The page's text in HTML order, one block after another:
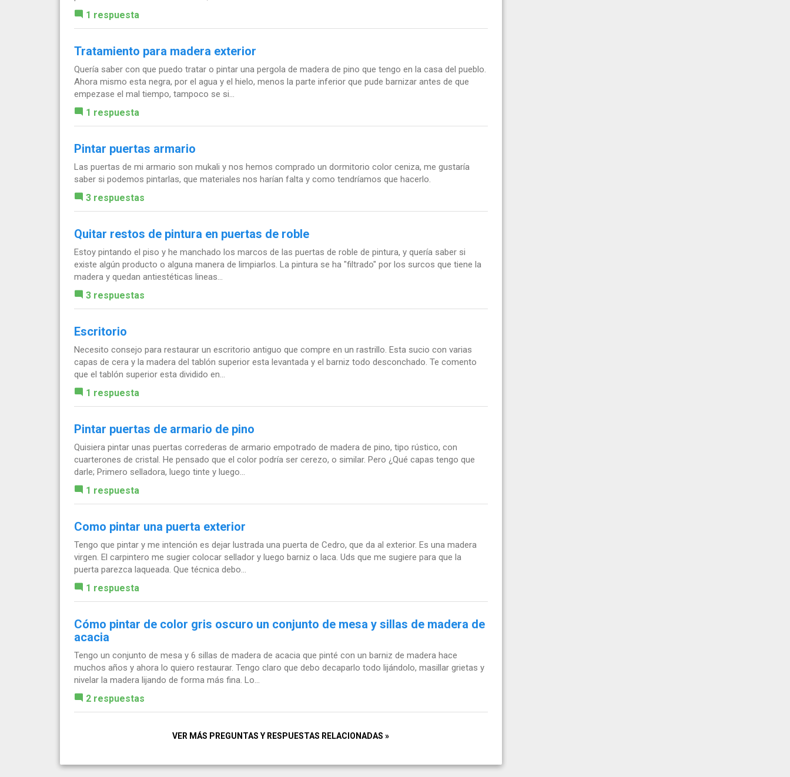
1 respuesta
Tratamiento para madera exterior
Quería saber con que puedo tratar o pintar una pergola de madera de pino que tengo en la casa del pueblo.
Ahora mismo esta negra, por el agua y el hielo, menos la parte inferior que pude barnizar antes de que
empezase el mal tiempo, tampoco se si...
1 respuesta
Pintar puertas armario
Las puertas de mi armario son mukali y nos hemos comprado un dormitorio color ceniza, me gustaría
saber si podemos pintarlas, que materiales nos harían falta y como tendríamos que hacerlo.
3 respuestas
Quitar restos de pintura en puertas de roble
Estoy pintando el piso y he manchado los marcos de las puertas de roble de pintura, y quería saber si
existe algún producto o alguna manera de limpiarlos. La pintura se ha "filtrado" por los surcos que tiene la
madera y quedan antiestéticas lineas...
3 respuestas
Escritorio
Necesito consejo para restaurar un escritorio antiguo que compre en un rastrillo. Esta sucio con varias
capas de cera y la madera del tablón superior esta levantada y el barniz todo desconchado. Te comento
que el tablón superior esta dividido en...
1 respuesta
Pintar puertas de armario de pino
Quisiera pintar unas puertas correderas de armario empotrado de madera de pino, tipo rústico, con
cuarterones de cristal. He pensado que el color podría ser cerezo, o similar. Pero ¿Qué capas tengo que
darle; Primero selladora, luego tinte y luego...
1 respuesta
Como pintar una puerta exterior
Tengo que pintar y me intención es dejar lustrada una puerta de Cedro, que da al exterior. Es una madera
virgen. El carpintero me sugier colocar sellador y luego barniz o laca. Uds que me sugiere para que la
puerta parezca laqueada. Que técnica debo...
1 respuesta
Cómo pintar de color gris oscuro un conjunto de mesa y sillas de madera de
acacia
Tengo un conjunto de mesa y 6 sillas de madera de acacia que pinté con un barniz de madera hace
muchos años y ahora lo quiero restaurar. Tengo claro que debo decaparlo todo lijándolo, masillar grietas y
nivelar la madera lijando de forma más fina. Lo...
2 respuestas
VER MÁS PREGUNTAS Y RESPUESTAS RELACIONADAS »